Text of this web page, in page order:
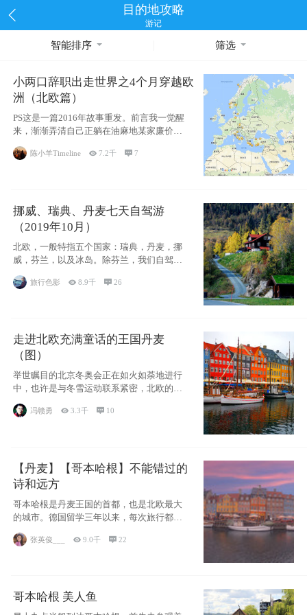
目的地攻略
游记
智能排序 筛选
小两口辞职出走世界之4个月穿越欧
洲（北欧篇）
PS这是一篇2016年故事重发。前言我一觉醒
来，渐渐弄清自己正躺在油麻地某家廉价宾
馆
陈小羊Timeline 7.2千 7
挪威、瑞典、丹麦七天自驾游
（2019年10月）
北欧，一般特指五个国家：瑞典，丹麦，挪
威，芬兰，以及冰岛。除芬兰，我们自驾游
旅行色影 8.9千 26
走进北欧充满童话的王国丹麦
（图）
举世瞩目的北京冬奥会正在如火如荼地进行
中，也许是与冬雪运动联系紧密，北欧的一
些国家因
冯赣勇 3.3千  10
【丹麦】【哥本哈根】不能错过的
诗和远方
哥本哈根是丹麦王国的首都，也是北欧最大
的城市。德国留学三年以来，每次旅行都是
张英俊___ 9.0千 22
哥本哈根 美人鱼